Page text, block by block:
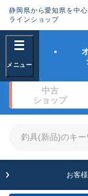
静岡県から愛知県を中
ラインショップ
中古
ショップ
お客
フリーワード
商品カテゴリ
リール
ライン
針・仕
良